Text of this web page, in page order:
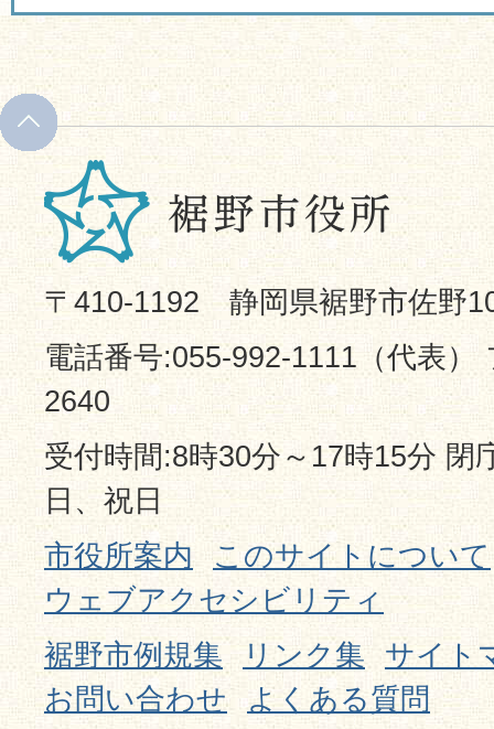
〒410-1192 静岡県裾野市佐野
電話番号:055-992-1111（代表）
2640
受付時間:8時30分～17時15分 閉
日、祝日
市役所案内
このサイトについて
ウェブアクセシビリティ
裾野市例規集
リンク集
サイト
お問い合わせ よくある質問